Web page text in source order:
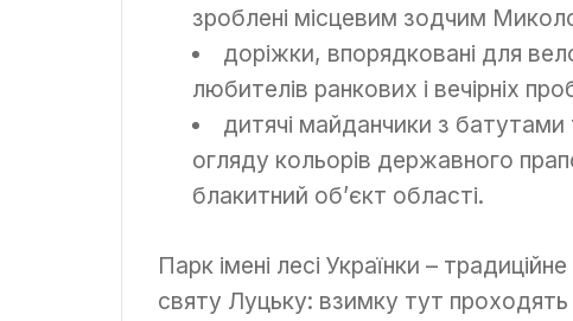
зроблені місцевим зодчим
доріжки, впорядковані для
любителів ранкових і вечірніх
дитячі майданчики з батутами
огляду кольорів державного
блакитний об’єкт області.
Парк імені лесі Українки –
святу Луцьку: взимку тут